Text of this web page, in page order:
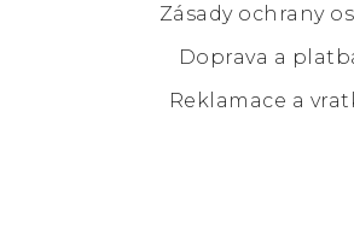
Zásady ochrany
Doprava a
Reklamace a